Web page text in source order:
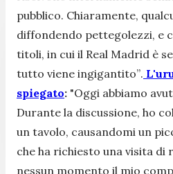
pubblico. Chiaramente,
diffondendo pettegolezzi, e
titoli, in cui il Real Madrid è
tutto viene ingigantito”.
spiegato: "Oggi abbiamo
Durante la discussione, ho
un tavolo, causandomi un
che ha richiesto una visita di
nessun momento il mio